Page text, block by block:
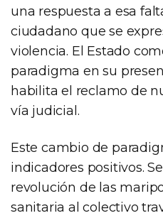
una respuesta a esa
ciudadano que se
violencia. El Estado
paradigma en su
habilita el reclamo de
vía judicial.
Este cambio de
indicadores positivos.
revolución de las
sanitaria al colectivo